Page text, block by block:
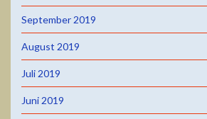
September 2019
August 2019
Juli 2019
Juni 2019